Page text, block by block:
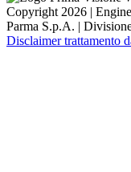
Copyright 2026 |
Parma S.p.A. |
Disclaimer trattamento